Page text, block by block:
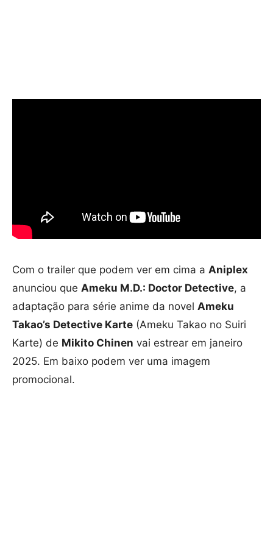
Com o trailer que podem ver em cima a Aniplex
anunciou que Ameku M.D.: Doctor Detective, a
adaptação para série anime da novel Ameku
Takao’s Detective Karte (Ameku Takao no Suiri
Karte) de Mikito Chinen vai estrear em janeiro
2025. Em baixo podem ver uma imagem
promocional.